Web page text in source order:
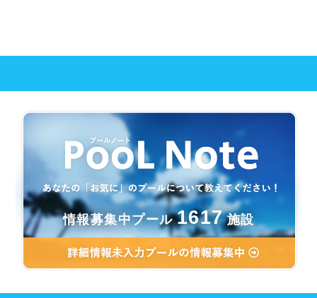
情報募集中プール 1617 施設